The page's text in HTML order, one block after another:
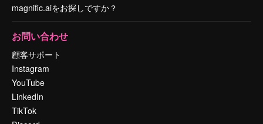
magnific.aiをお探しですか？
お問い合わせ
顧客サポート
Instagram
YouTube
LinkedIn
TikTok